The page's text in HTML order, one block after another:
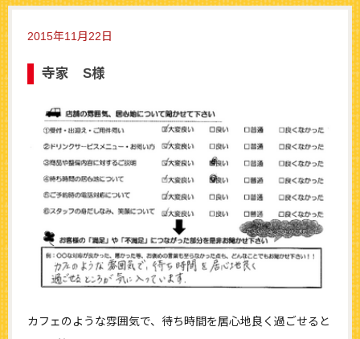
2015年11月22日
寺家 S様
カフェのような雰囲気で、待ち時間を居心地良く過ごせると